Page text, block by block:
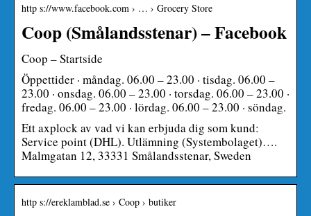
http s://www.facebook.com › … › Grocery Store
Coop (Smålandsstenar) – Facebook
Coop – Startside
Öppettider · måndag. 06.00 – 23.00 · tisdag. 06.00 –
23.00 · onsdag. 06.00 – 23.00 · torsdag. 06.00 – 23.00 ·
fredag. 06.00 – 23.00 · lördag. 06.00 – 23.00 · söndag.
Ett axplock av vad vi kan erbjuda dig som kund:
Service point (DHL). Utlämning (Systembolaget)….
Malmgatan 12, 33331 Smålandsstenar, Sweden
http s://ereklamblad.se › Coop › butiker